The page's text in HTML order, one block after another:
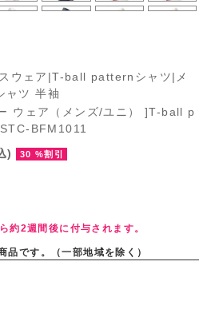
ウェア|T-ball patternシャツ|メ
ャツ 半袖
ウェア（メンズ/ユニ） ]T-ball p
BFM1011
)
30 %割引
約2週間後に付与されます。
品です。（一部地域を除く）